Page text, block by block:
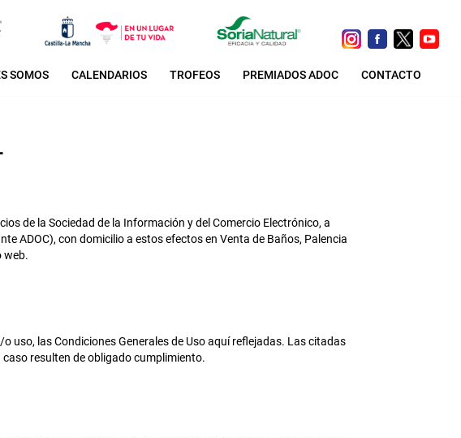
SOMOS CALENDARIOS TROFEOS PREMIADOS ADOC CONTACTO
de la Sociedad de la Información y del Comercio Electrónico, a
ADOC), con domicilio a estos efectos en Venta de Baños, Palencia
web.
uso, las Condiciones Generales de Uso aquí reflejadas. Las citadas
resulten de obligado cumplimiento.